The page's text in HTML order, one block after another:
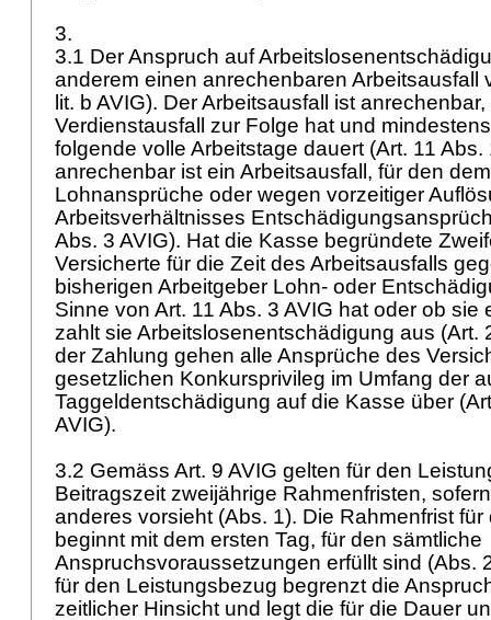
3.
3.1 Der Anspruch auf
anderem einen anrechenbaren Arbeitsausfall
lit. b AVIG). Der Arbeitsausfall ist
Verdienstausfall zur Folge hat und
folgende volle Arbeitstage dauert (Art. 11 Abs.
anrechenbar ist ein Arbeitsausfall, für den
Lohnansprüche oder wegen vorzeitiger
Arbeitsverhältnisses
Abs. 3 AVIG). Hat die Kasse begründete
Versicherte für die Zeit des Arbeitsausfalls
bisherigen Arbeitgeber Lohn- oder
Sinne von Art. 11 Abs. 3 AVIG hat oder ob sie
zahlt sie Arbeitslosenentschädigung aus (Art.
der Zahlung gehen alle Ansprüche des
gesetzlichen Konkursprivileg im Umfang der
Taggeldentschädigung auf die Kasse über (
AVIG).
3.2 Gemäss Art. 9 AVIG gelten für den
Beitragszeit zweijährige Rahmenfristen,
anderes vorsieht (Abs. 1). Die Rahmenfrist
beginnt mit dem ersten Tag, für den sämtliche
Anspruchsvoraussetzungen erfüllt sind (Abs.
für den Leistungsbezug begrenzt die
zeitlicher Hinsicht und legt die für die Dauer